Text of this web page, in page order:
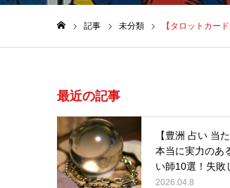
記事 未分類 【タロットカー
最近の記事
【豊洲 占い 当た
本当に実力のあ
い師10選！失敗
い選び…
2026.04.8